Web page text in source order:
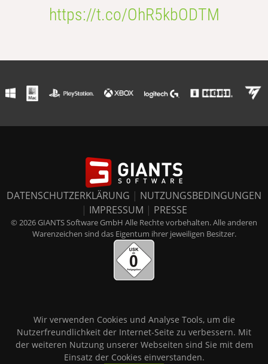
https://t.co/OhR5kbODTM
DATENSCHUTZERKLÄRUNG | NUTZUNGSBEDINGUNGEN
| IMPRESSUM | PRESSE
© 2026 GIANTS Software GmbH Alle Rechte vorbehalten. Alle anderen
Warenzeichen sind das Eigentum ihrer jeweiligen Besitzer.
Wir verwenden Cookies und Analyse Tools, um die
Nutzerfreundlichkeit der Internet-Seite zu verbessern. Mit
der weiteren Nutzung unserer Webseiten sind Sie mit dem
Einsatz der Cookies einverstanden.